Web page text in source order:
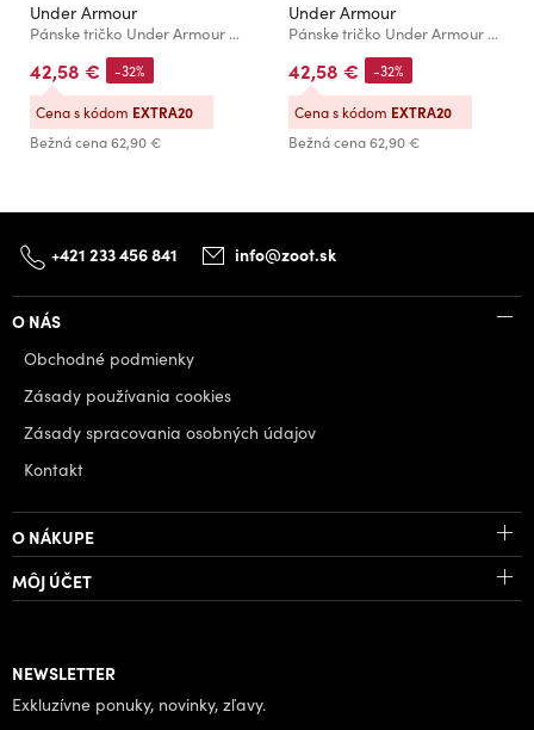
Under Armour
Pánske tričko Under Armour UA Rival LW Crew-BLK
42,58 €
Bežná cena62,90 €
-32%
Cena s kódom EXTRA20
Under Armour
Pánske tričko Under Armour UA Tech Utility 1/4 Zip-BLK
42,58 €
Bežná cena62,90 €
-32%
Cena s kódom EXTRA20
+421 233 456 841 info@zoot.sk
O NÁS
Obchodné podmienky
Zásady používania cookies
Zásady spracovania osobných údajov
Kontakt
O NÁKUPE
MÔJ ÚČET
NEWSLETTER
Exkluzívne ponuky, novinky, zľavy.